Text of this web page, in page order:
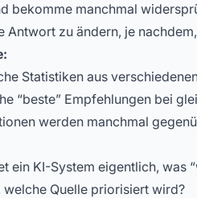
bekomme manchmal
Antwort zu ändern, je
Statistiken aus
“beste” Empfehlungen bei
werden manchmal
ein KI-System eigentlich, was
welche Quelle priorisiert wird?